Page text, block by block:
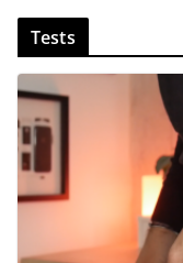
v
t
r
e
e
m
Tests